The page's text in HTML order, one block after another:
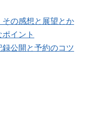
の感想と展望とか
イント
公開と予約のコツ